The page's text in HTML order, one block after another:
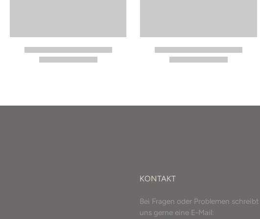
KONTAKT
Bei Fragen oder Problemen schreibt
uns gerne eine E-Mail: